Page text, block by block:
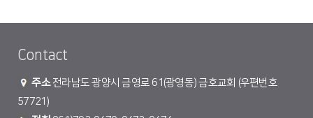
Contact
주소전라남도 광양시 금영로 61(광영동) 금호교회 (우편번호
57721)